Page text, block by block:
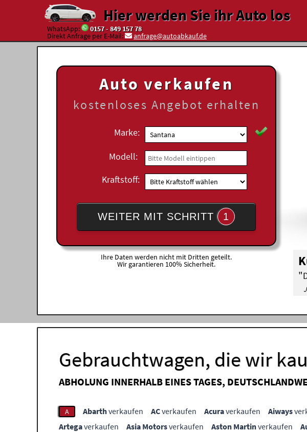
Hier werden Sie ihr Auto los
WhatsApp: 0157 - 849 157 78
Direkt Anfrage per E-Mail: anfrage@autoabkauf.de
Auto verkaufen
kostenloses Angebot erhalten
Marke:
Modell:
Kraftstoff:
WEITER MIT SCHRITT 1
Ihre Daten werden nicht mit Dritten geteilt.
Wir garantieren 100% Sicherheit.
"
Gebrauchtwagen, die wir
ABHOLUNG INNERHALB EINES TAGES,
A Abarthverkaufen ACverkaufen Acuraverkaufen Aiways
Artegaverkaufen Asia Motorsverkaufen Aston Martinverkaufen